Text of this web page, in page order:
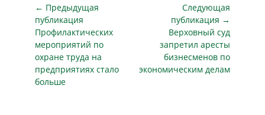
по максимальной
цене. Более 90
процентов всех
ограничивающих
конкуренцию
соглашений,
которые выявляет
Федеральная
Навигация
по
записям
← Предыдущая
публикация
Предыдущая
публикация
Профилактических
мероприятий по
охране труда на
предприятиях стало
больше
Следующая
публикация →
Следующая
публикация
Верховный суд
запретил аресты
бизнесменов по
экономическим делам